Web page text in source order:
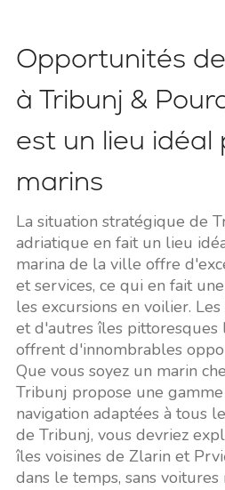
Opportunités
à Tribunj &
est un lieu idéal
marins
La situation stratégique de
adriatique en fait un lieu
marina de la ville offre
et services, ce qui en fait
les excursions en voilier.
et d'autres îles pittoresques
offrent d'innombrables
Que vous soyez un marin
Tribunj propose une
navigation adaptées à tous
de Tribunj, vous devriez
îles voisines de Zlarin et
dans le temps, sans voitures